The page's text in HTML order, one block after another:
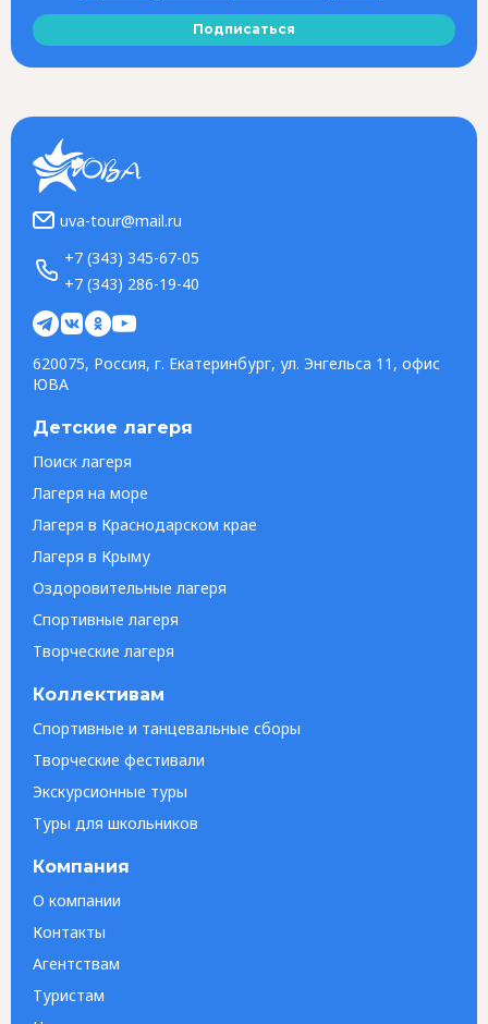
Подписаться
uva-tour@mail.ru
+7 (343) 345-67-05
+7 (343) 286-19-40
620075, Россия, г. Екатеринбург, ул. Энгельса 11, офис
ЮВА
Детские лагеря
Поиск лагеря
Лагеря на море
Лагеря в Краснодарском крае
Лагеря в Крыму
Оздоровительные лагеря
Спортивные лагеря
Творческие лагеря
Коллективам
Спортивные и танцевальные сборы
Творческие фестивали
Экскурсионные туры
Туры для школьников
Компания
О компании
Контакты
Агентствам
Туристам